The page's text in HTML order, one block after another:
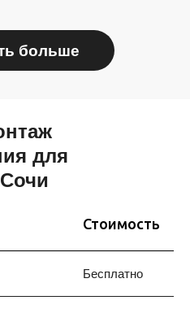
больше
МЕСТА
места,
движения
для
Стоимость
Бесплатно